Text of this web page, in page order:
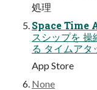
処理
Space Time
スシップを
る タイムア
App Store
None